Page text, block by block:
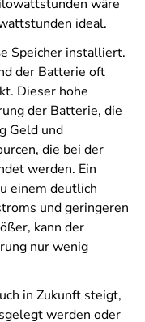
wäre
ideal.
Speicher installiert.
der Batterie oft
Dieser hohe
der Batterie, die
Geld und
die bei der
werden. Ein
einem deutlich
und geringeren
kann der
nur wenig
in Zukunft steigt,
werden oder